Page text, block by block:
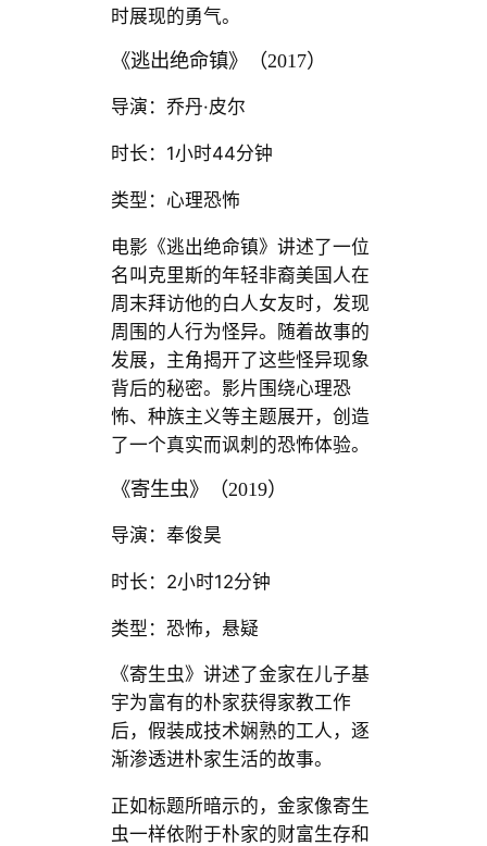
时展现的勇气。
《逃出绝命镇》（2017）
导演：乔丹·皮尔
时长：1小时44分钟
类型：心理恐怖
电影《逃出绝命镇》讲述了一位
名叫克里斯的年轻非裔美国人在
周末拜访他的白人女友时，发现
周围的人行为怪异。随着故事的
发展，主角揭开了这些怪异现象
背后的秘密。影片围绕心理恐
怖、种族主义等主题展开，创造
了一个真实而讽刺的恐怖体验。
《寄生虫》（2019）
导演：奉俊昊
时长：2小时12分钟
类型：恐怖，悬疑
《寄生虫》讲述了金家在儿子基
宇为富有的朴家获得家教工作
后，假装成技术娴熟的工人，逐
渐渗透进朴家生活的故事。
正如标题所暗示的，金家像寄生
虫一样依附于朴家的财富生存和